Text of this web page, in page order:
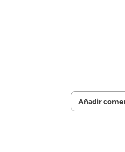
Añadir